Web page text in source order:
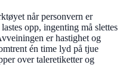
når personvern er
opp, ingenting må slettes
er hastighet og
én time lyd på tjue
over taleretiketter og